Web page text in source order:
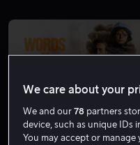
Bare hos oss
We care about your
We and our78 partners
device, such as unique IDs
You may accept or